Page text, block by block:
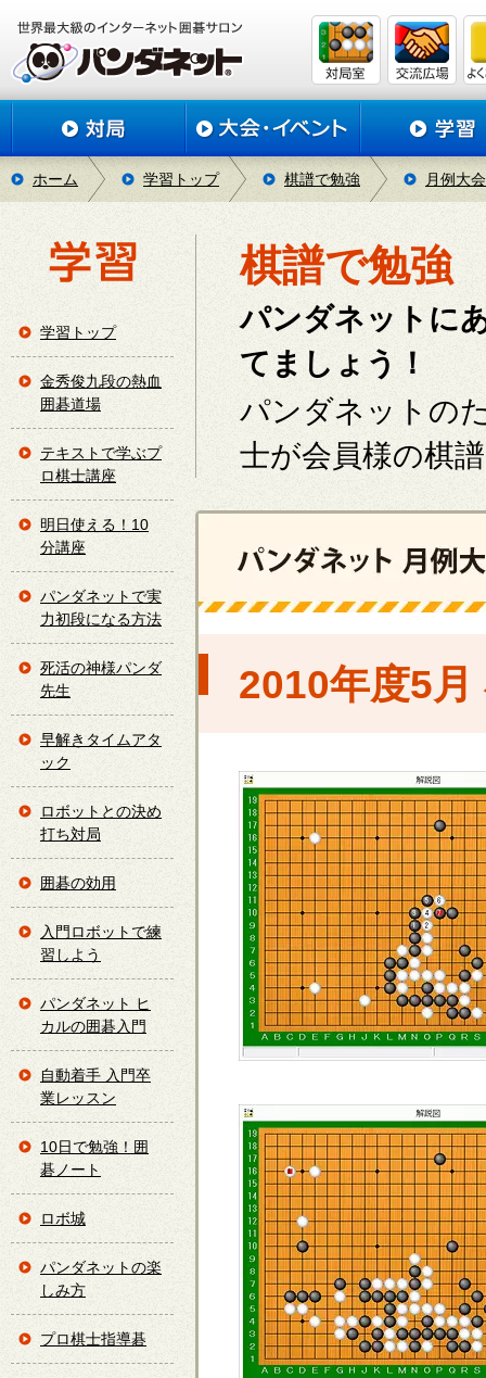
ホーム 学習トップ 棋譜で勉強 月例大
棋譜で勉強
パンダネットに
てましょう！
パンダネットの
士が会員様の棋
2010年度5
学習トップ
金秀俊九段の熱血
囲碁道場
テキストで学ぶプ
ロ棋士講座
明日使える！10
分講座
パンダネットで実
力初段になる方法
死活の神様パンダ
先生
早解きタイムアタ
ック
ロボットとの決め
打ち対局
囲碁の効用
入門ロボットで練
習しよう
パンダネット ヒ
カルの囲碁入門
自動着手 入門卒
業レッスン
10日で勉強！囲
碁ノート
ロボ城
パンダネットの楽
しみ方
プロ棋士指導碁